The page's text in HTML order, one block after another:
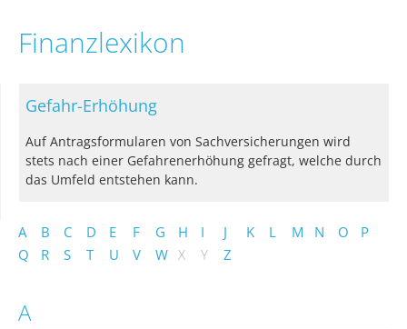
Finanzlexikon
A B C D E F G H I J K L M N O
P
Q
R S T U V W X Y Z
A
Gefahr-Erhöhung
Auf Antragsformularen von Sachversicherungen wird
stets nach einer Gefahrenerhöhung gefragt, welche durch
das Umfeld entstehen kann.